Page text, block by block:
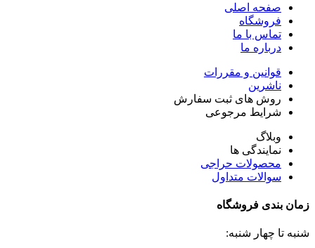
صفحه اصلی
فروشگاه
تماس با ما
درباره ما
قوانین و مقررات
ناشرین
روش های ثبت سفارش
شرایط مرجوعی
وبلاگ
نمایندگی ها
محصولات حراجی
سوالات متداول
زمان بندی فروشگاه
شنبه تا چهار شنبه: